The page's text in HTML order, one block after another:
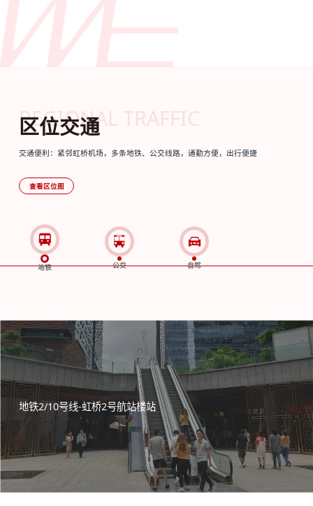
REGIONAL TRAFFIC
区位交通
交通便利：紧邻虹桥机场，多条地铁、公交线路，通勤方便，出行便捷
查看区位图
地铁 公交 自驾
地铁2/10号线-虹桥2号航站楼站